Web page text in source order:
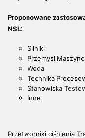
Proponowane
NSL:
Silniki
Przemysł
Woda
Technika
Stanowiska
Inne
Przetworniki ciśnienia